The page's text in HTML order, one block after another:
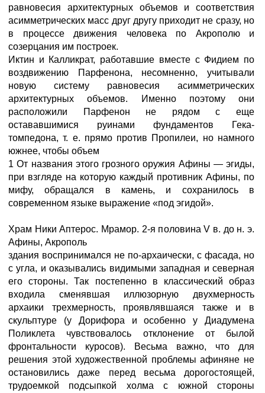
равновесия архитектурных объемов и соответствия
асимметрических масс друг другу приходит не сразу, но
в процессе движения человека по Акрополю и
созерцания им построек.
Иктин и Калликрат, работавшие вместе с Фидием по
воздвижению Парфенона, несомненно, учитывали
новую систему равновесия асимметрических
архитектурных объемов. Именно поэтому они
расположили Парфенон не рядом с еще
остававшимися руинами фундаментов Гека-
томпедона, т. е. прямо против Пропилеи, но намного
южнее, чтобы объем
1 От названия этого грозного оружия Афины — эгиды,
при взгляде на которую каждый противник Афины, по
мифу, обращался в камень, и сохранилось в
современном языке выражение «под эгидой».
Храм Ники Аптерос. Мрамор. 2-я половина V в. до н. э.
Афины, Акрополь
здания воспринимался не по-архаически, с фасада, но
с угла, и оказывались видимыми западная и северная
его стороны. Так постепенно в классический образ
входила сменявшая иллюзорную двухмерность
архаики трехмерность, проявлявшаяся также и в
скульптуре (у Дорифора и особенно у Диадумена
Поликлета чувствовалось отклонение от былой
фронтальности куросов). Весьма важно, что для
решения этой художественной проблемы афиняне не
остановились даже перед весьма дорогостоящей,
трудоемкой подсыпкой холма с южной стороны